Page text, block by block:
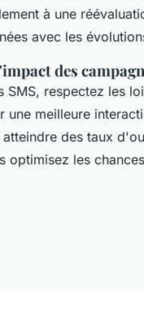
à une
avec les
des
respectez les
une meilleure
des taux
optimisez les